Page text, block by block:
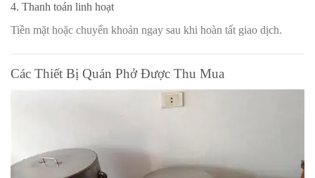
4. Thanh toán linh hoạt
Tiền mặt hoặc chuyển khoản ngay sau khi hoàn tất giao dịch.
Các Thiết Bị Quán Phở Được Thu Mua